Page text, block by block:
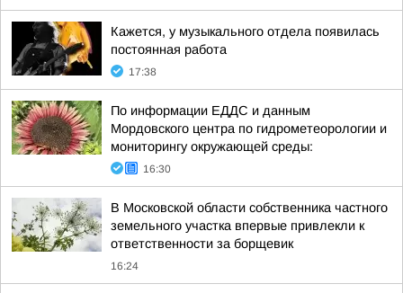
Кажется, у музыкального отдела появилась
постоянная работа
17:38
По информации ЕДДС и данным
Мордовского центра по гидрометеорологии и
мониторингу окружающей среды:
16:30
В Московской области собственника частного
земельного участка впервые привлекли к
ответственности за борщевик
16:24